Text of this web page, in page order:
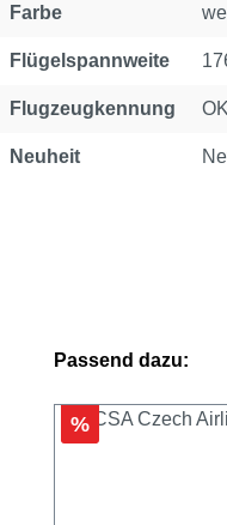
Farbe
Flügelspannweite
Flugzeugkennung
Neuheit
Produktgalerie
Passend dazu:
%